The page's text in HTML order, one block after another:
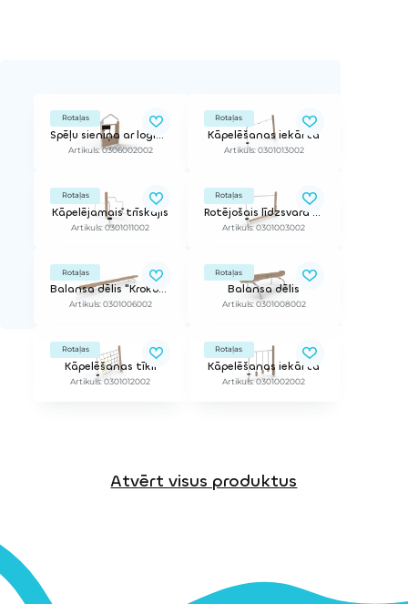
Rotaļas
Spēļu sieniņa ar logiem
Artikuls: 0306002002
Rotaļas
Kāpelēšanas iekārta
Artikuls: 0301013002
Rotaļas
Kāpelējamais trīskājis
Artikuls: 0301011002
Rotaļas
Rotējošais līdzsvara baļķis
Artikuls: 0301003002
Rotaļas
Balansa dēlis "Krokodils"
Artikuls: 0301006002
Rotaļas
Balansa dēlis
Artikuls: 0301008002
Rotaļas
Kāpelēšanas tīkli
Artikuls: 0301012002
Rotaļas
Kāpelēšanas iekārta
Artikuls: 0301002002
Atvērt visus produktus